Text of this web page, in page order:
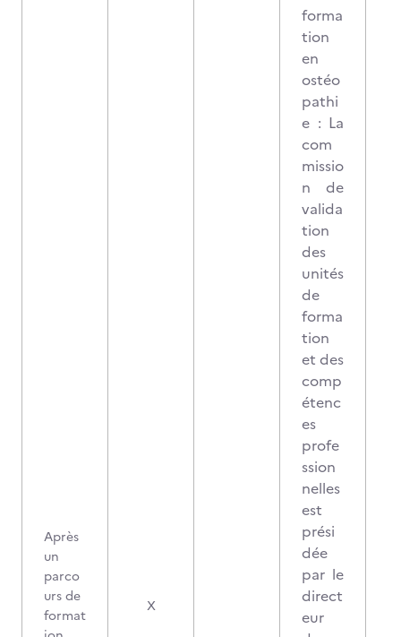
Après
un
parco
urs de
format
X
forma
tion
en
ostéo
pathi
e : La
com
missio
n de
valida
tion
des
unités
de
forma
tion
et des
comp
étenc
es
profe
ssion
nelles
est
prési
dée
par le
direct
eur